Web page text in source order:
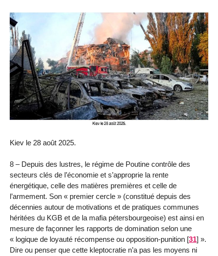
Kiev le 28 août 2025.
8 – Depuis des lustres, le régime de Poutine contrôle des
secteurs clés de l’économie et s’approprie la rente
énergétique, celle des matières premières et celle de
l’armement. Son « premier cercle » (constitué depuis des
décennies autour de motivations et de pratiques communes
héritées du KGB et de la mafia pétersbourgeoise) est ainsi en
mesure de façonner les rapports de domination selon une
« logique de loyauté récompense ou opposition-punition [31] ».
Dire ou penser que cette kleptocratie n’a pas les moyens ni